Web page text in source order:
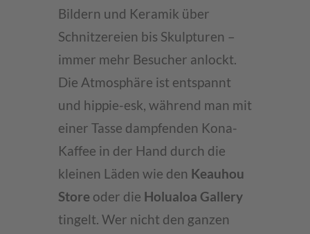
Bildern und Keramik über
Schnitzereien bis Skulpturen –
immer mehr Besucher anlockt.
Die Atmosphäre ist entspannt
und hippie-esk, während man mit
einer Tasse dampfenden Kona-
Kaffee in der Hand durch die
kleinen Läden wie den Keauhou
Store oder die Holualoa Gallery
tingelt. Wer nicht den ganzen